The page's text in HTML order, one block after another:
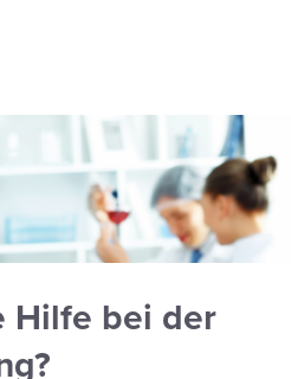
Hilfe bei der